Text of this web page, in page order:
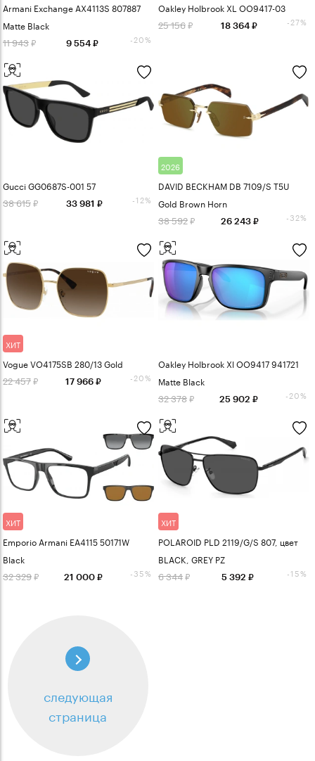
Armani Exchange AX4113S 807887
Matte Black
11 943 9 554 -20%
Oakley Holbrook XL OO9417-03
25 156 18 364 -27%
Gucci GG0687S-001 57
38 615 33 981 -12%
2026
DAVID BECKHAM DB 7109/S T5U
Gold Brown Horn
38 592 26 243 -32%
ХИТ
Vogue VO4175SB 280/13 Gold
22 457 17 966 -20%
Oakley Holbrook Xl OO9417 941721
Matte Black
32 378 25 902 -20%
ХИТ
Emporio Armani EA4115 50171W
Black
32 329 21 000 -35%
ХИТ
POLAROID PLD 2119/G/S 807, цвет
BLACK, GREY PZ
6 344 5 392 -15%
следующая
страница